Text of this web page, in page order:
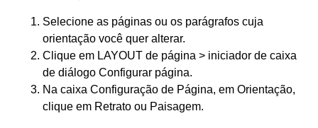
Selecione as páginas ou os parágrafos cuja
orientação você quer alterar.
Clique em LAYOUT de página > iniciador de caixa
de diálogo Configurar página.
Na caixa Configuração de Página, em Orientação,
clique em Retrato ou Paisagem.